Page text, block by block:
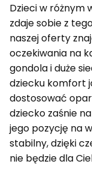
Dzieci w różnym
zdaje sobie z
naszej oferty
oczekiwania na
gondola i duże
dziecku komfort
dostosować
dziecko zaśnie
jego pozycję na
stabilny, dzięki
nie będzie dla